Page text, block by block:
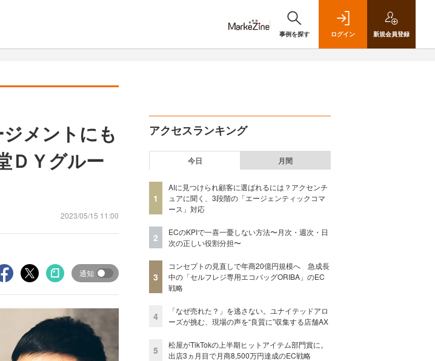
事例を探す ログイン 新規会員登録
メントにも
ＤＹグルー
2023/05/15 11:00
通知
アクセスランキング
今日 月間
1
AIに見つけられ顧客に選ばれるには？アクセンチ
ュアに聞く、3段階の「エージェンティックコマ
ース」対応
2
ECのKPIで一喜一憂しない方法〜月次・週次・日
次の正しい役割分担〜
3
コンセプトの見直しで年商20億円規模へ 急成長
中の「セルフレジ専用エコバッグORIBA」のEC
戦略
4
「なぜ売れた？」を逃さない。ユナイテッドアロ
ーズが挑む、現場の声を“良質に”収集する店舗AX
5
松屋がTikTokの上半期ヒットアイテム部門賞に。
出店3ヵ月目で月商8,500万円達成のEC戦略